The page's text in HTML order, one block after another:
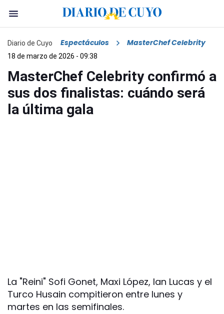
Diario de Cuyo Espectáculos MasterChef Celebrity
18 de marzo de 2026 - 09:38
MasterChef Celebrity confirmó a
sus dos finalistas: cuándo será
la última gala
La "Reini" Sofi Gonet, Maxi López, Ian Lucas y el
Turco Husain compitieron entre lunes y
martes en las semifinales.